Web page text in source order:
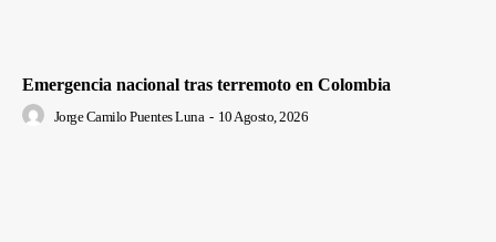
Emergencia nacional tras terremoto en Colombia
Jorge Camilo Puentes Luna - 10 Agosto, 2026